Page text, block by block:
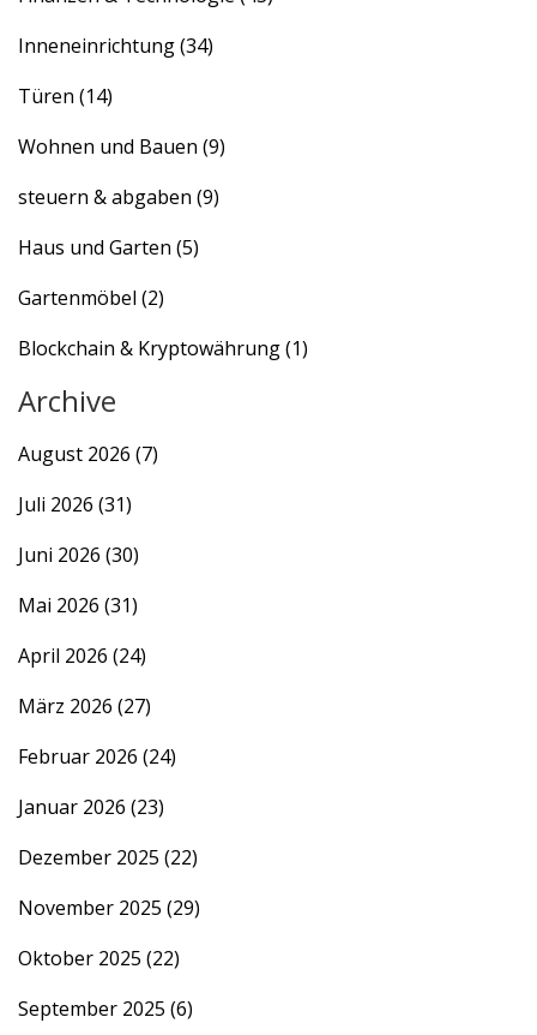
Inneneinrichtung(34)
Türen (14)
Wohnen und Bauen (9)
steuern & abgaben (9)
Haus und Garten (5)
Gartenmöbel (2)
Blockchain & Kryptowährung(1)
Archive
August 2026 (7)
Juli 2026 (31)
Juni 2026 (30)
Mai 2026 (31)
April 2026 (24)
März 2026 (27)
Februar 2026 (24)
Januar 2026 (23)
Dezember 2025 (22)
November 2025 (29)
Oktober 2025 (22)
September 2025 (6)